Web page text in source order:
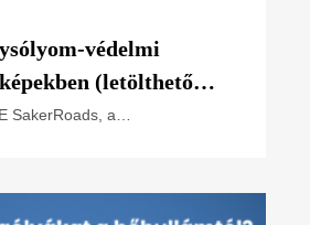
védelmi
(letölthető
SakerRoads, a